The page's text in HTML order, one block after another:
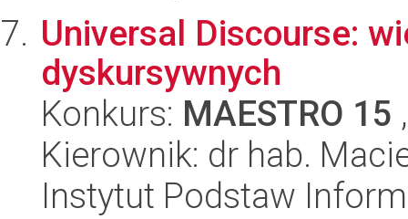
Universal Discourse:
dyskursywnych
Konkurs: MAESTRO 15
Kierownik: dr hab.
Instytut Podstaw